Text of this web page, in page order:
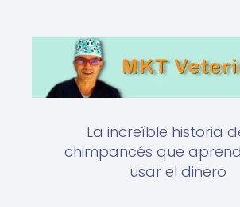
La increíble historia
chimpancés que
usar el dinero